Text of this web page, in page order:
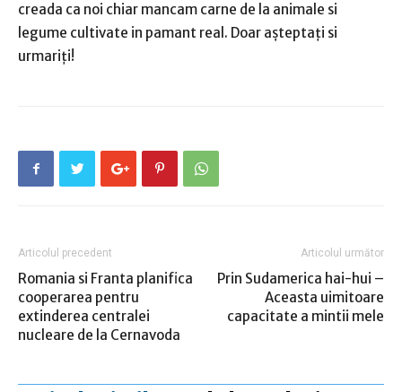
creada ca noi chiar mancam carne de la animale si
legume cultivate in pamant real. Doar așteptați si
urmariți!
Articolul precedent
Romania si Franta planifica
cooperarea pentru
extinderea centralei
nucleare de la Cernavoda
Articolul următor
Prin Sudamerica hai-hui –
Aceasta uimitoare
capacitate a mintii mele